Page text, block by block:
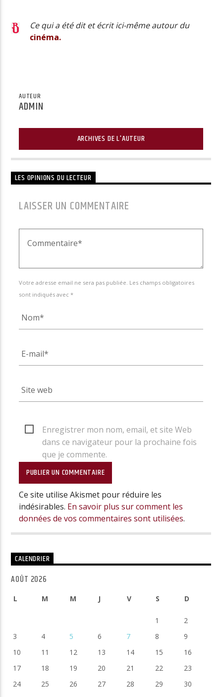
Ce qui a été dit et écrit ici-même autour du
cinéma.
AUTEUR
ADMIN
ARCHIVES DE L'AUTEUR
LES OPINIONS DU LECTEUR
LAISSER UN COMMENTAIRE
Votre adresse email ne sera pas publiée. Les champs obligatoires
sont indiqués avec *
Enregistrer mon nom, email, et site Web
dans ce navigateur pour la prochaine fois
que je commente.
Ce site utilise Akismet pour réduire les
indésirables. En savoir plus sur comment les
données de vos commentaires sont utilisées.
CALENDRIER
AOÛT 2026
L M M J V S D
1
2
3
4 5 6 7 8
9
10
11 12 13 14 15
16
17
18 19 20 21 22
23
24
25 26 27 28 29
30